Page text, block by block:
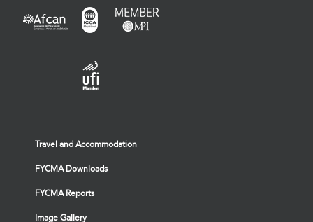
Travel and Accommodation
FYCMA Downloads
FYCMA Reports
Image Gallery